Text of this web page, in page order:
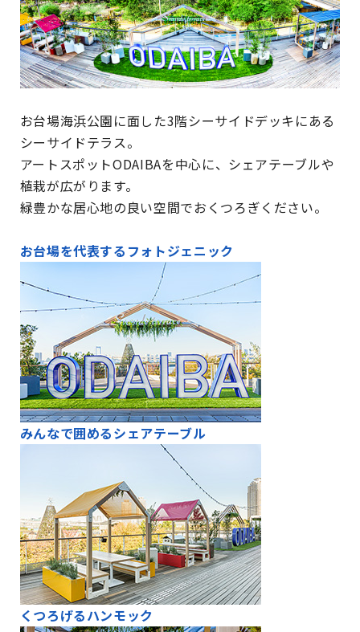
お台場海浜公園に面した3階シーサイドデッキにある
シーサイドテラス。
アートスポットODAIBAを中心に、シェアテーブルや
植栽が広がります。
緑豊かな居心地の良い空間でおくつろぎください。
お台場を代表するフォトジェニック
みんなで囲めるシェアテーブル
くつろげるハンモック